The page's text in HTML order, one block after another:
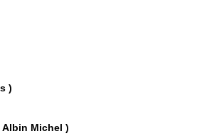
)
Errances de Julius Antoine ( Albin Michel )